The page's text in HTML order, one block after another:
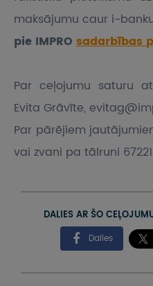
maksājumu caur i-
pie IMPRO sadarbības
Par ceļojumu saturu
Evita Grāvīte,
Par pārējiem
vai zvani pa tālruni
DALIES AR ŠO
Dalies